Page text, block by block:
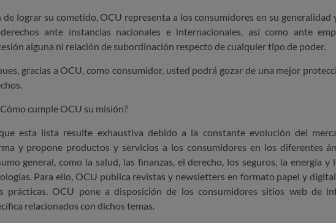
de lograr su cometido, OCU representa a los consumidores en su generalidad
ante instancias nacionales e internacionales, así como ante
alguna ni relación de subordinación respecto de cualquier tipo de poder.
gracias a OCU, como consumidor, usted podrá gozar de una mejor
cumple OCU su misión?
esta lista resulte exhaustiva debido a la constante evolución del
y propone productos y servicios a los consumidores en los diferentes
general, como la salud, las finanzas, el derecho, los seguros, la energía y
Para ello, OCU publica revistas y newsletters en formato papel y
prácticas. OCU pone a disposición de los consumidores sitios web de
relacionados con dichos temas.